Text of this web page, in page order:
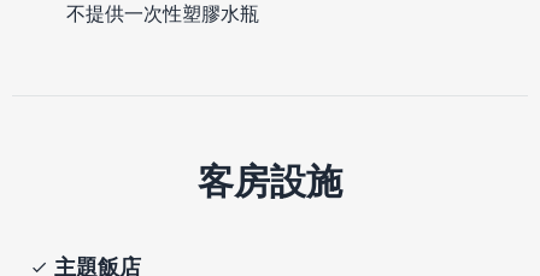
不提供一次性塑膠水瓶
客房設施
主題飯店